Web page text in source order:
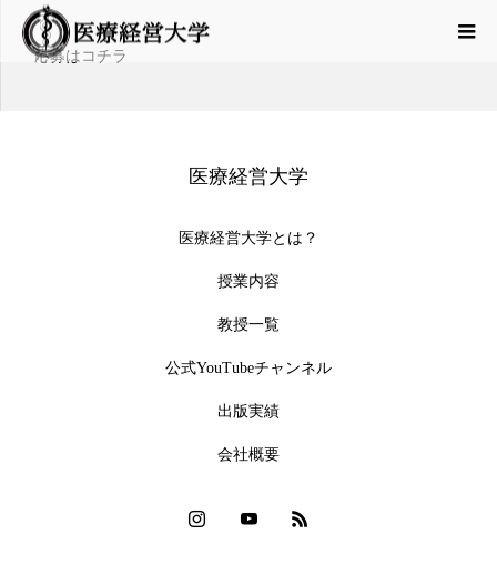
応募はコチラ
医療経営大学
医療経営大学とは？
授業内容
教授一覧
公式YouTubeチャンネル
出版実績
会社概要